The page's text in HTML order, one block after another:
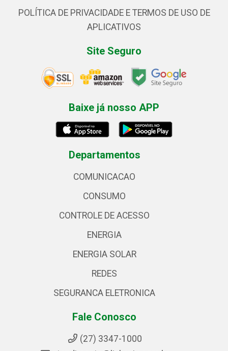
POLÍTICA DE PRIVACIDADE E TERMOS DE USO DE
APLICATIVOS
Site Seguro
Baixe já nosso APP
Departamentos
COMUNICACAO
CONSUMO
CONTROLE DE ACESSO
ENERGIA
ENERGIA SOLAR
REDES
SEGURANCA ELETRONICA
Fale Conosco
(27) 3347-1000